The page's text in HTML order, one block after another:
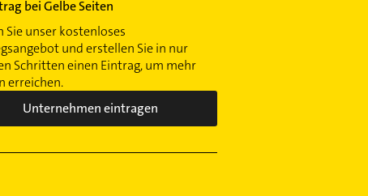
bei Gelbe Seiten
Sie unser kostenloses
und erstellen Sie in nur
Schritten einen Eintrag, um mehr
erreichen.
Unternehmen eintragen